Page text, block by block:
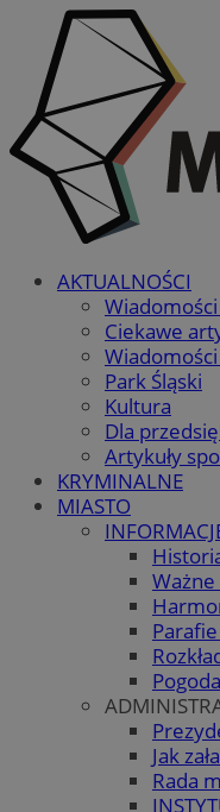
AKTUALNOŚCI
Ciekawe
Park Śląski
Kultura
Dla
Artykuły
KRYMINALNE
MIASTO
Jak
Rada